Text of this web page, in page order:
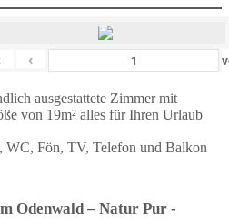
‹
ausgestattete Zimmer mit
von 19m² alles für Ihren Urlaub
WC, Fön, TV, Telefon und Balkon
Odenwald – Natur Pur -